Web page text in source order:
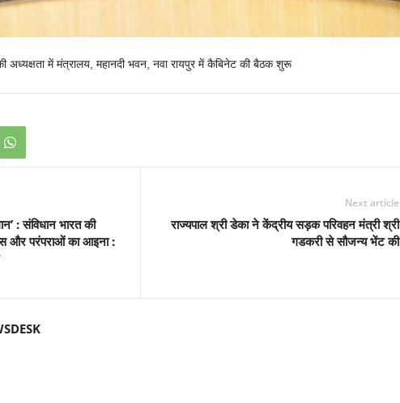
अध्यक्षता में मंत्रालय, महानदी भवन, नवा रायपुर में कैबिनेट की बैठक शुरू
: संविधान भारत की
और परंपराओं का आइना :
Next article
राज्यपाल श्री डेका ने केंद्रीय सड़क परिवहन मंत्री श्री
गडकरी से सौजन्य भेंट की